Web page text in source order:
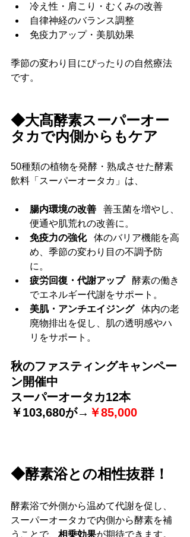
冷え性・肩こり・むくみの改善
自律神経のバランス調整
免疫力アップ・美肌効果
季節の変わり目にぴったりの自然療法
です。
◆大髙酵素スーパーオー
タカで内側からもケア
50種類の植物を発酵・熟成させた酵素
飲料「スーパーオータカ」は、
腸内環境の改善 善玉菌を増やし、
便通や肌荒れの改善に。
免疫力の強化 体のバリア機能を高
め、季節の変わり目の不調予防
に。
疲労回復・代謝アップ 酵素の働き
でエネルギー代謝をサポート。
美肌・アンチエイジング 体内の老
廃物排出を促し、肌の透明感やハ
リをサポート。
秋のファスティングキャンペー
ン開催中
スーパーオータカ12本
￥103,680が→ ￥85,000
◆酵素浴との相性抜群！
酵素浴で外側から温めて代謝を促し、
スーパーオータカで内側から酵素を補
うことで、 相乗効果が期待できます。